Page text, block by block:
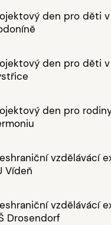
den pro děti v
den pro děti
den pro
vzdělávácí
Vídeň
vzdělávácí
Drosendorf